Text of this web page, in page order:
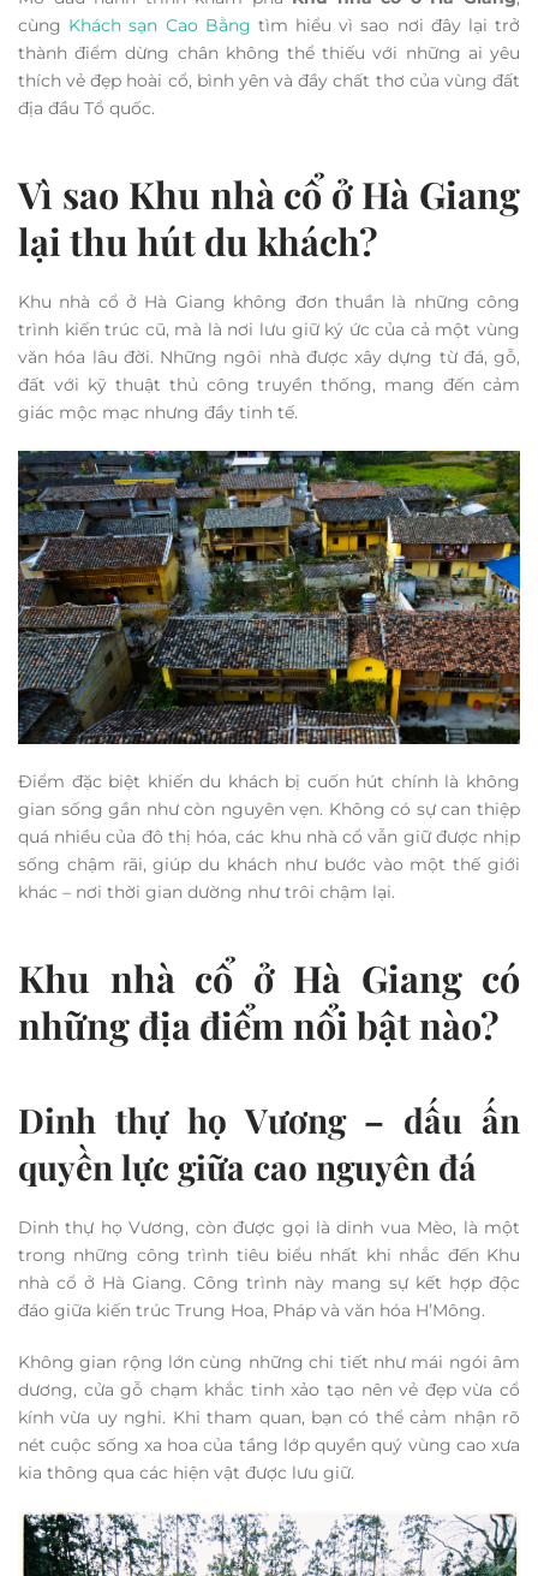
cùng Khách sạn Cao Bằng tìm hiểu vì sao nơi đây lại trở
thành điểm dừng chân không thể thiếu với những ai yêu
thích vẻ đẹp hoài cổ, bình yên và đầy chất thơ của vùng đất
địa đầu Tổ quốc.
Vì sao Khu nhà cổ ở Hà Giang
lại thu hút du khách?
Khu nhà cổ ở Hà Giang không đơn thuần là những công
trình kiến trúc cũ, mà là nơi lưu giữ ký ức của cả một vùng
văn hóa lâu đời. Những ngôi nhà được xây dựng từ đá, gỗ,
đất với kỹ thuật thủ công truyền thống, mang đến cảm
giác mộc mạc nhưng đầy tinh tế.
Điểm đặc biệt khiến du khách bị cuốn hút chính là không
gian sống gần như còn nguyên vẹn. Không có sự can thiệp
quá nhiều của đô thị hóa, các khu nhà cổ vẫn giữ được nhịp
sống chậm rãi, giúp du khách như bước vào một thế giới
khác – nơi thời gian dường như trôi chậm lại.
Khu nhà cổ ở Hà Giang có
những địa điểm nổi bật nào?
Dinh thự họ Vương – dấu ấn
quyền lực giữa cao nguyên đá
Dinh thự họ Vương, còn được gọi là dinh vua Mèo, là một
trong những công trình tiêu biểu nhất khi nhắc đến Khu
nhà cổ ở Hà Giang. Công trình này mang sự kết hợp độc
đáo giữa kiến trúc Trung Hoa, Pháp và văn hóa H’Mông.
Không gian rộng lớn cùng những chi tiết như mái ngói âm
dương, cửa gỗ chạm khắc tinh xảo tạo nên vẻ đẹp vừa cổ
kính vừa uy nghi. Khi tham quan, bạn có thể cảm nhận rõ
nét cuộc sống xa hoa của tầng lớp quyền quý vùng cao xưa
kia thông qua các hiện vật được lưu giữ.